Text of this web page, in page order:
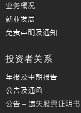
业务概况
就业发展
免责声明及通知
投资者关系
年报及中期报告
公告及通函
公告 – 遗失股票证明书